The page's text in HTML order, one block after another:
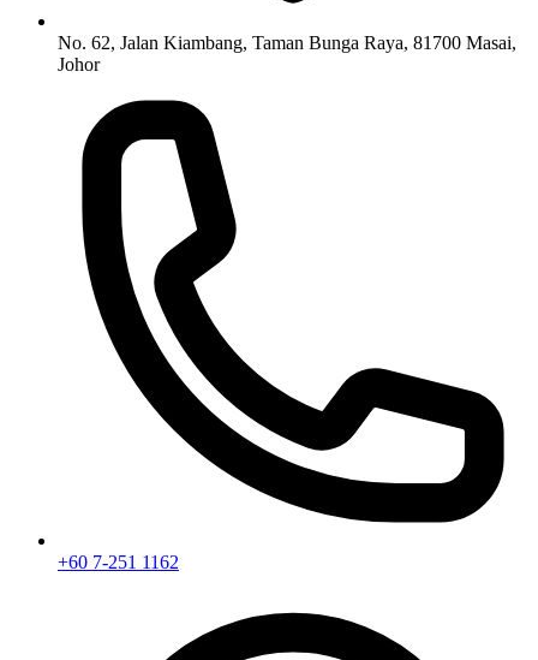
No. 62, Jalan Kiambang, Taman Bunga Raya, 81700 Masai,
Johor
+60 7-251 1162